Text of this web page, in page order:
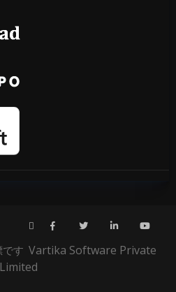
Fac
Twi
Link
You
す Vartika Software Private
Limited